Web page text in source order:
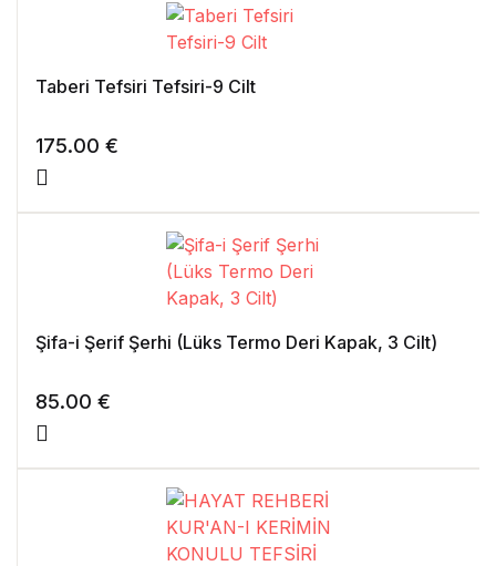
Taberi Tefsiri Tefsiri-9 Cilt
175.00 €
Şifa-i Şerif Şerhi (Lüks Termo Deri Kapak, 3 Cilt)
85.00 €